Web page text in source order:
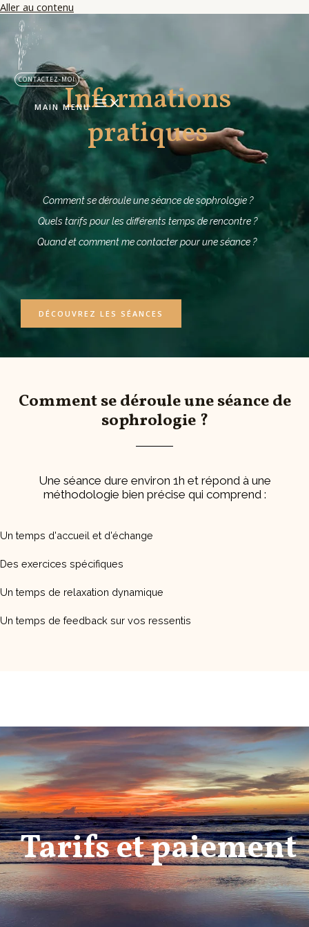
Aller au contenu
CONTACTEZ-MOI
MAIN MENUInformations
pratiques
Comment se déroule une séance de sophrologie ?
Quels tarifs pour les différents temps de rencontre ?
Quand et comment me contacter pour une séance ?
DÉCOUVREZ LES SÉANCES
Comment se déroule une séance de
sophrologie ?
Une séance dure environ 1h et répond à une
méthodologie bien précise qui comprend :
Un temps d'accueil et d'échange​
Des exercices spécifiques
Un temps de relaxation dynamique
Un temps de feedback sur vos ressentis
Tarifs et paiement